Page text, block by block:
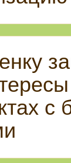
с